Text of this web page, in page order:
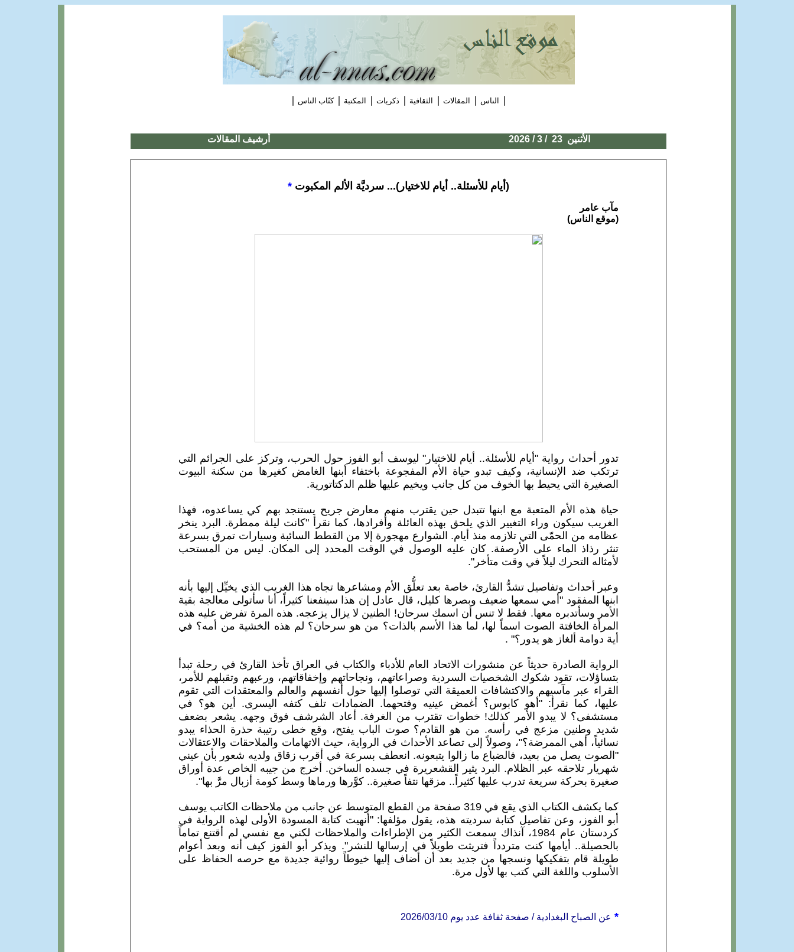
| الناس | المقالات | الثقافية | ذكريات | المكتبة | كتّاب الناس |
الأثنين23
/ 3 / 2026 أرشيف المقالات
(أيام للأسئلة.. أيام للاختيار)... سرديَّة الألم المكبوت *
مآب عامر
(موقع الناس)
تدور أحداث رواية "أيام للأسئلة.. أيام للاختيار" ليوسف أبو الفوز حول الحرب، وتركز على الجرائم التي
ترتكب ضد الإنسانية، وكيف تبدو حياة الأم المفجوعة باختفاء أبنها الغامض كغيرها من سكنة البيوت
الصغيرة التي يحيط بها الخوف من كل جانب ويخيم عليها ظلم الدكتاتورية.
حياة هذه الأم المتعبة مع ابنها تتبدل حين يقترب منهم معارض جريح يستنجد بهم كي يساعدوه، فهذا
الغريب سيكون وراء التغيير الذي يلحق بهذه العائلة وأفرادها، كما نقرأ "كانت ليلة ممطرة. البرد ينخر
عظامه من الحمّى التي تلازمه منذ أيام. الشوارع مهجورة إلا من القطط السائبة وسيارات تمرق بسرعة
تنثر رذاذ الماء على الأرصفة. كان عليه الوصول في الوقت المحدد إلى المكان. ليس من المستحب
لأمثاله التحرك ليلاً في وقت متأخر".
وعبر أحداث وتفاصيل تشدُّ القارئ، خاصة بعد تعلُّق الأم ومشاعرها تجاه هذا الغريب الذي يخيِّل إليها بأنه
ابنها المفقود "أمي سمعها ضعيف وبصرها كليل، قال عادل إن هذا سينفعنا كثيراً، أنا سأتولى معالجة بقية
الأمر وسأتدبره معها. فقط لا تنس أن اسمك سرحان! الطنين لا يزال يزعجه. هذه المرة تفرض عليه هذه
المرأة الخافتة الصوت اسماً لها، لما هذا الأسم بالذات؟ من هو سرحان؟ لم هذه الخشية من أمه؟ في
أية دوامة ألغاز هو يدور؟" .
الرواية الصادرة حديثاً عن منشورات الاتحاد العام للأدباء والكتاب في العراق تأخذ القارئ في رحلة تبدأ
بتساؤلات، تقود شكوك الشخصيات السردية وصراعاتهم، ونجاحاتهم وإخفاقاتهم، ورعبهم وتقبلهم للأمر،
القراء عبر مآسيهم والاكتشافات العميقة التي توصلوا إليها حول أنفسهم والعالم والمعتقدات التي تقوم
عليها، كما نقرأ: "أهو كابوس؟ أغمض عينيه وفتحهما. الضمادات تلف كتفه اليسرى. أين هو؟ في
مستشفى؟ لا يبدو الأمر كذلك! خطوات تقترب من الغرفة. أعاد الشرشف فوق وجهه. يشعر بضعف
شديد وطنين مزعج في رأسه. من هو القادم؟ صوت الباب يفتح، وقع خطى رتيبة حذرة الحذاء يبدو
نسائياً، أهي الممرضة؟"، وصولاً إلى تصاعد الأحداث في الرواية، حيث الاتهامات والملاحقات والاعتقالات
"الصوت يصل من بعيد، فالضباع ما زالوا يتبعونه. انعطف بسرعة في أقرب زقاق ولديه شعور بأن عيني
شهريار تلاحقه عبر الظلام. البرد يثير القشعريرة في جسده الساخن. أخرج من جيبه الخاص عدة أوراق
صغيرة بحركة سريعة تدرب عليها كثيراً.. مزقها نتفاً صغيرة.. كوَّرها ورماها وسط كومة أزبال مرَّ بها".
كما يكشف الكتاب الذي يقع في 319 صفحة من القطع المتوسط عن جانب من ملاحظات الكاتب يوسف
أبو الفوز، وعن تفاصيل كتابة سرديته هذه، يقول مؤلفها: "أنهيت كتابة المسودة الأولى لهذه الرواية في
كردستان عام 1984، آنذاك سمعت الكثير من الإطراءات والملاحظات لكني مع نفسي لم أقتنع تماماً
بالحصيلة.. أيامها كنت متردداً فتريثت طويلاً في إرسالها للنشر". ويذكر أبو الفوز كيف أنه وبعد أعوام
طويلة قام بتفكيكها ونسجها من جديد بعد أن أضاف إليها خيوطاً روائية جديدة مع حرصه الحفاظ على
الأسلوب واللغة التي كتب بها لأول مرة.
* عن الصباح البغدادية / صفحة ثقافة عدد يوم 2026/03/10